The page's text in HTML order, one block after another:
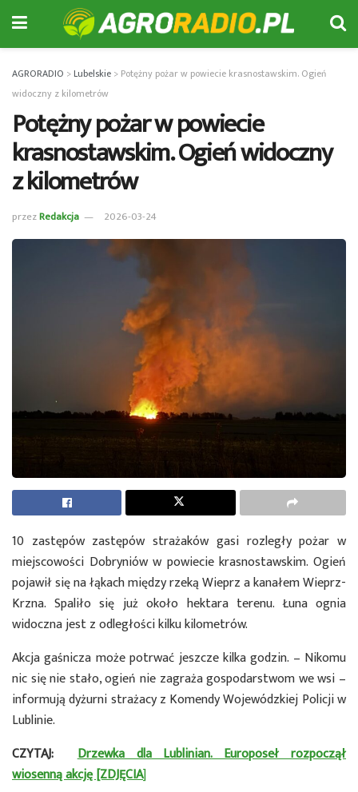
AGRORADIO >Lubelskie > Potężny pożar w powiecie krasnostawskim. Ogień
widoczny z kilometrów
Potężny pożar w powiecie
krasnostawskim. Ogień widoczny
z kilometrów
przezRedakcja 2026-03-24
10 zastępów zastępów strażaków gasi rozległy pożar w
miejscowości Dobryniów w powiecie krasnostawskim. Ogień
pojawił się na łąkach między rzeką Wieprz a kanałem Wieprz-
Krzna. Spaliło się już około hektara terenu. Łuna ognia
widoczna jest z odległości kilku kilometrów.
Akcja gaśnicza może potrwać jeszcze kilka godzin. – Nikomu
nic się nie stało, ogień nie zagraża gospodarstwom we wsi –
informują dyżurni strażacy z Komendy Wojewódzkiej Policji w
Lublinie.
CZYTAJ:Drzewka dla Lublinian. Europoseł rozpoczął
wiosenną akcję [ZDJĘCIA]